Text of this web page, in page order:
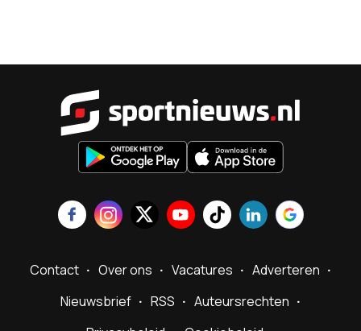
Contact Over ons Vacatures
Adverteren
Nieuwsbrief
RSS
Auteursrechten